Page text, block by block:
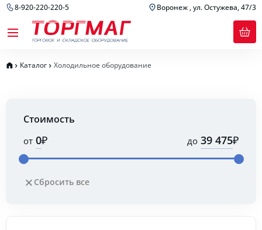
8-920-220-220-5 Воронеж , ул. Остужева, 47/3
Каталог Холодильное оборудование
Стоимость
от ₽ до ₽
Сбросить все